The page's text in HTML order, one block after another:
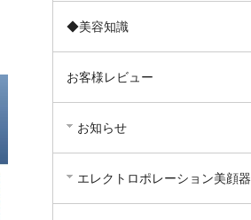
◆美容知識
お客様レビュー
お知らせ
エレクトロポレーション美顔器